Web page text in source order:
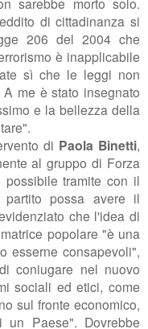
di cittadinanza si
206 del 2004 che
è inapplicabile
sì che le leggi non
A me è stato insegnato
e la bellezza della
di Paola Binetti,
al gruppo di Forza
tramite con il
possa avere il
che l'idea di
popolare "è una
esserne consapevoli",
coniugare nel nuovo
sociali ed etici, come
sul fronte economico,
Paese". Dovrebbe